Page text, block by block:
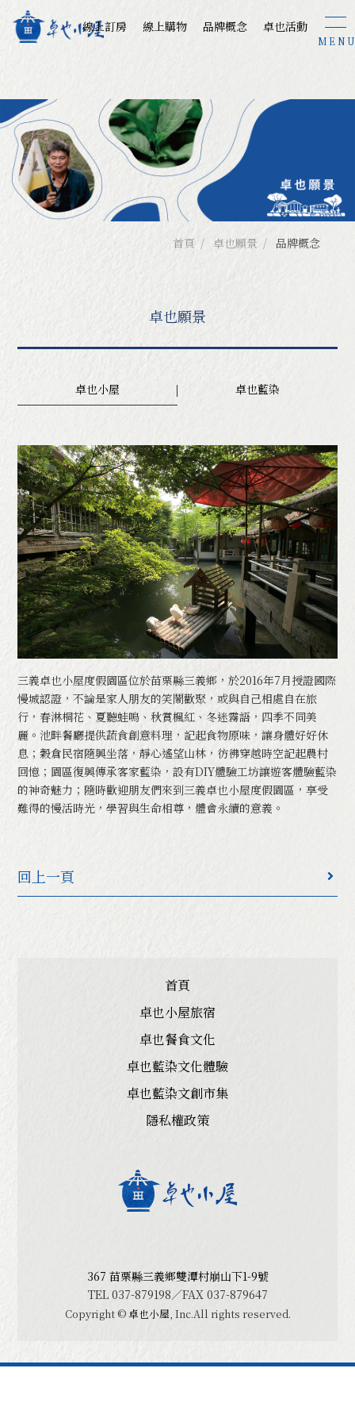
線上訂房 線上購物 品牌概念 卓也活動
卓也事業體
苗栗-蔬食餐廳
苗栗-藍庄咖啡
苗栗-卓也書園子
台中-大安餐廳
本館 - 雅緻客房
本館 - VIP客房
本館 - 吉祥客房
藏山館 - 經典雙人房
藏山館 - 尊爵雙人房
藏山館 - 大師雙人房
藏山館 - 溫馨六人房
藏山館 - 雅緻十人房
最新消息
卓也藍染文化體驗
宜蘭
傳藝館
苗栗三義
體驗工坊
首頁 卓也願景 品牌概念
卓也願景
卓也小屋 卓也藍染
三義卓也小屋度假園區位於苗栗縣三義鄉，於2016年7月授證國際
慢城認證，不論是家人朋友的笑鬧歡聚，或與自己相處自在旅
行，春淋桐花、夏聽蛙鳴、秋賞楓紅、冬迷霧語，四季不同美
麗。池畔餐廳提供蔬食創意料理，記起食物原味，讓身體好好休
息；穀倉民宿隨興坐落，靜心遙望山林，彷彿穿越時空記起農村
回憶；園區復興傳承客家藍染，設有DIY體驗工坊讓遊客體驗藍染
的神奇魅力；隨時歡迎朋友們來到三義卓也小屋度假園區，享受
難得的慢活時光，學習與生命相尊，體會永續的意義。
回上一頁
首頁
卓也小屋旅宿
卓也餐食文化
卓也藍染文化體驗
卓也藍染文創市集
隱私權政策
367 苗栗縣三義鄉雙潭村崩山下1-9號
TEL 037-879198／FAX 037-879647
Copyright ©卓也小屋, Inc.All rights reserved.